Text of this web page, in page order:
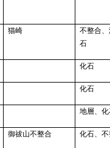
猫崎
不整合
石
化石
化石
地層、
御祓山不整合 化石、